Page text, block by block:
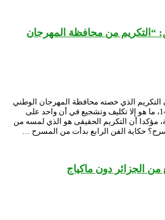
“التكريم من محافظة المهرجان
التكريم الذي خصته محافظة المهرجان الوطني
لمسرح المحترف في الدورة الـ 14، ما هو إلا تكليف وتشجيع في أن واحد على
مؤكدا أن التكريم الحقيقى هو الذي لمسه من
حكاية الفن الرابع بدأت من المسرح …
الجزائر دون ماكياج